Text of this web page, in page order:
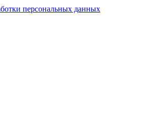
персональных данных